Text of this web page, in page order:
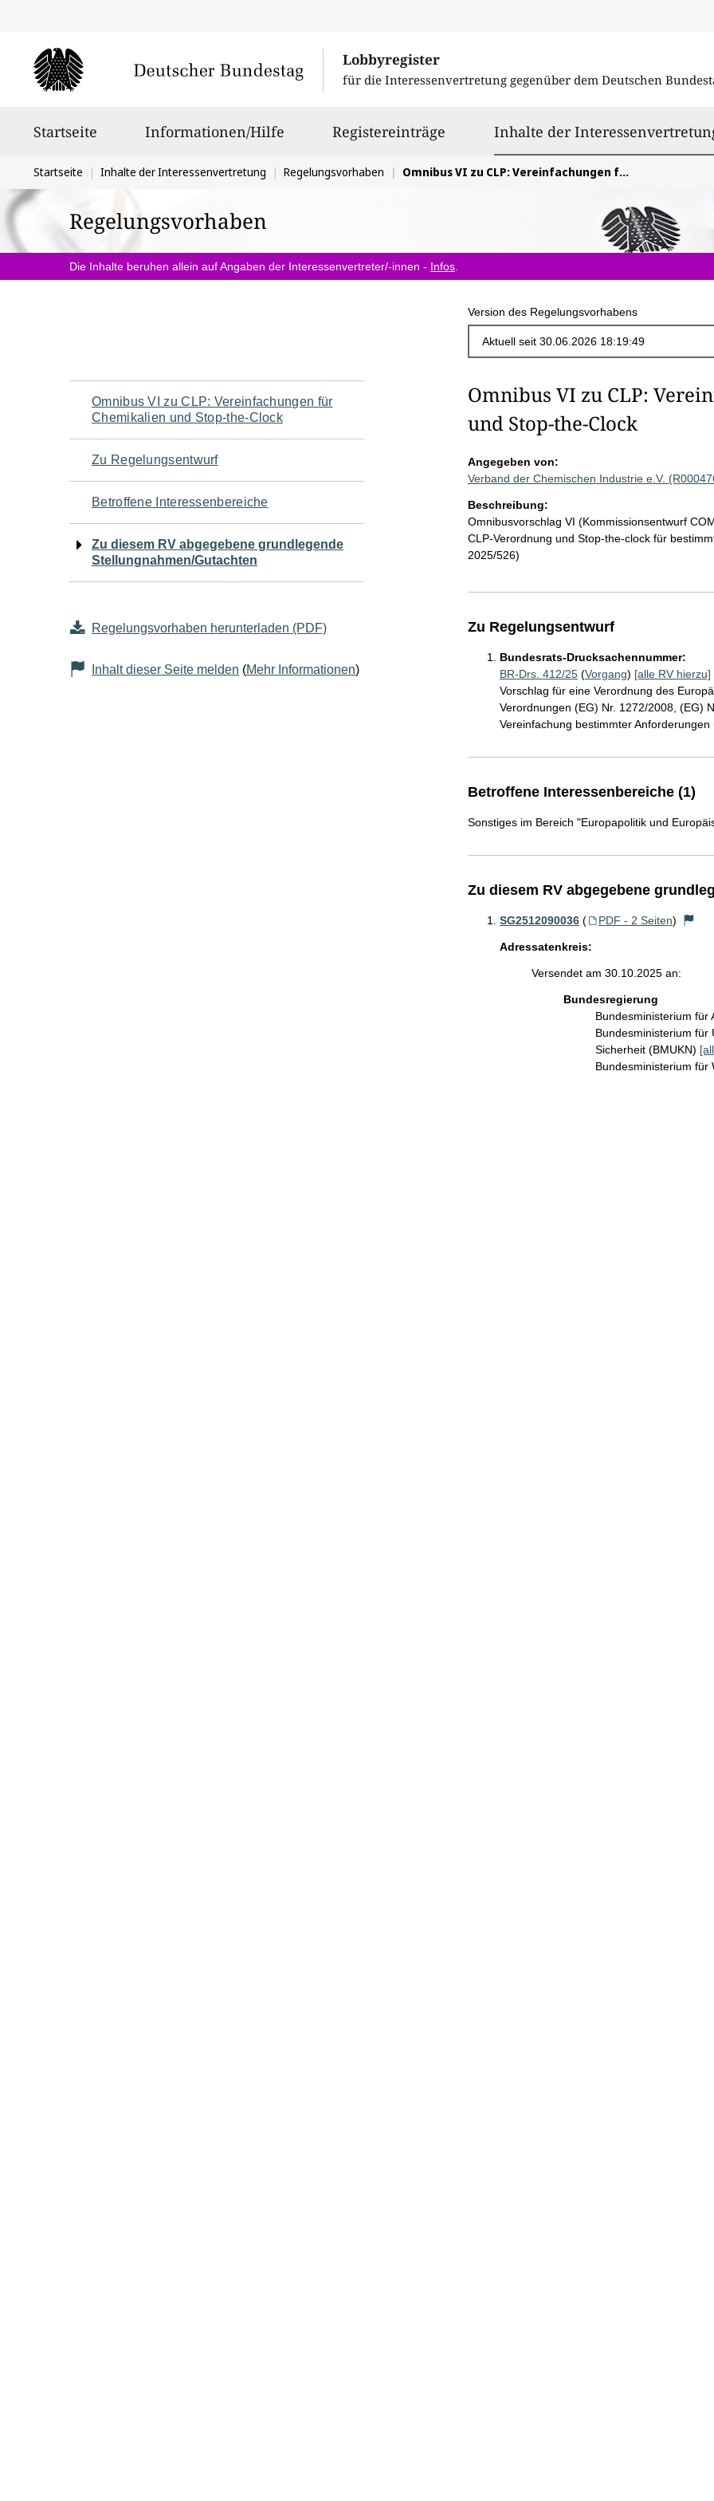
Lobbyregister
für die Interessenvertretung gegenüber dem Deutschen
Startseite Informationen/Hilfe Registereinträge Inhalte der
Sie
befinden
sich
hier:
Startseite Inhalte der Interessenvertretung Regelungsvorhaben Omnibus VI zu CLP: Vereinfachungen für Chemikalien und Stop-the-Clock
Regelungsvorhaben
Die Inhalte beruhen allein auf Angaben der Interessenvertreter/-innen - Infos
Version des Regelungsvorhabens
Navigation
für
den
Seiteninhalt
Omnibus VI zu CLP: Vereinfachungen für
Chemikalien und Stop-the-Clock
Zu Regelungsentwurf
Betroffene Interessenbereiche
Zu diesem RV abgegebene grundlegende
Stellungnahmen/Gutachten
Regelungsvorhaben herunterladen (PDF)
Inhalt dieser Seite melden (Mehr Informationen)
Omnibus VI zu CLP:
und Stop-the-Clock
Angegeben von:
Verband der Chemischen Industrie e.V.
Beschreibung:
Omnibusvorschlag VI (Kommissionsentwurf
CLP-Verordnung und Stop-the-clock für
2025/526)
Zu Regelungsentwurf
Bundesrats-Drucksachennummer:
BR-Drs. 412/25(Vorgang) [alle RV hierzu]
Vorschlag für eine Verordnung des
Verordnungen (EG) Nr. 1272/2008, (EG)
Vereinfachung bestimmter
Betroffene Interessenbereiche (1)
Sonstiges im Bereich "Europapolitik und
Zu diesem RV abgegebene
SG2512090036 ( PDF - 2 Seiten)
Adressatenkreis:
Versendet am 30.10.2025 an:
Bundesregierung
Bundesministerium für
Bundesministerium für
Sicherheit (BMUKN)
Bundesministerium